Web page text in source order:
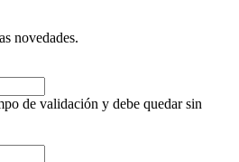
novedades.
de validación y debe quedar sin